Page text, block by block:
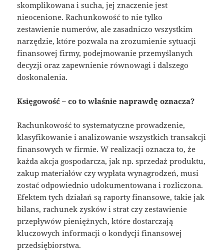
skomplikowana i sucha, jej znaczenie jest
nieocenione. Rachunkowość to nie tylko
zestawienie numerów, ale zasadniczo wszystkim
narzędzie, które pozwala na zrozumienie sytuacji
finansowej firmy, podejmowanie przemyślanych
decyzji oraz zapewnienie równowagi i dalszego
doskonalenia.
Księgowość – co to właśnie naprawdę oznacza?
Rachunkowość to systematyczne prowadzenie,
klasyfikowanie i analizowanie wszystkich transakcji
finansowych w firmie. W realizacji oznacza to, że
każda akcja gospodarcza, jak np. sprzedaż produktu,
zakup materiałów czy wypłata wynagrodzeń, musi
zostać odpowiednio udokumentowana i rozliczona.
Efektem tych działań są raporty finansowe, takie jak
bilans, rachunek zysków i strat czy zestawienie
przepływów pieniężnych, które dostarczają
kluczowych informacji o kondycji finansowej
przedsiębiorstwa.